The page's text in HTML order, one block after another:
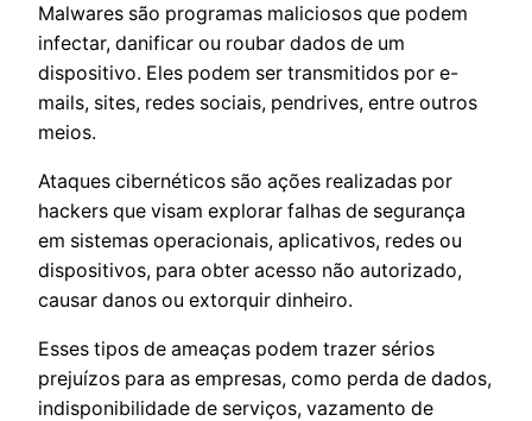
Malwares são programas maliciosos que podem
infectar, danificar ou roubar dados de um
dispositivo. Eles podem ser transmitidos por e-
mails, sites, redes sociais, pendrives, entre outros
meios.
Ataques cibernéticos são ações realizadas por
hackers que visam explorar falhas de segurança
em sistemas operacionais, aplicativos, redes ou
dispositivos, para obter acesso não autorizado,
causar danos ou extorquir dinheiro.
Esses tipos de ameaças podem trazer sérios
prejuízos para as empresas, como perda de dados,
indisponibilidade de serviços, vazamento de